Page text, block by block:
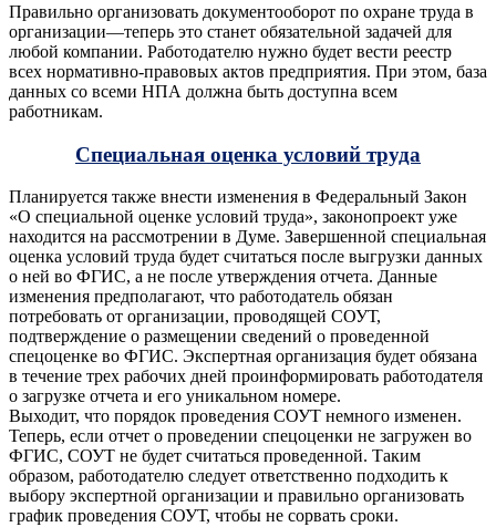
Правильно организовать документооборот по охране труда в
организации—теперь это станет обязательной задачей для
любой компании. Работодателю нужно будет вести реестр
всех нормативно-правовых актов предприятия. При этом, база
данных со всеми НПА должна быть доступна всем
работникам.
Специальная оценка условий труда
Планируется также внести изменения в Федеральный Закон
«О специальной оценке условий труда», законопроект уже
находится на рассмотрении в Думе. Завершенной специальная
оценка условий труда будет считаться после выгрузки данных
о ней во ФГИС, а не после утверждения отчета. Данные
изменения предполагают, что работодатель обязан
потребовать от организации, проводящей СОУТ,
подтверждение о размещении сведений о проведенной
спецоценке во ФГИС. Экспертная организация будет обязана
в течение трех рабочих дней проинформировать работодателя
о загрузке отчета и его уникальном номере.
Выходит, что порядок проведения СОУТ немного изменен.
Теперь, если отчет о проведении спецоценки не загружен во
ФГИС, СОУТ не будет считаться проведенной. Таким
образом, работодателю следует ответственно подходить к
выбору экспертной организации и правильно организовать
график проведения СОУТ, чтобы не сорвать сроки.